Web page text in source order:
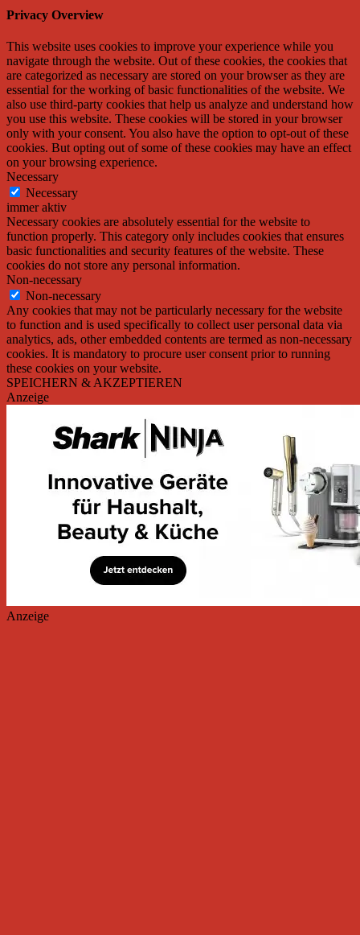
Privacy Overview
This website uses cookies to improve your experience while you
navigate through the website. Out of these cookies, the cookies that
are categorized as necessary are stored on your browser as they are
essential for the working of basic functionalities of the website. We
also use third-party cookies that help us analyze and understand how
you use this website. These cookies will be stored in your browser
only with your consent. You also have the option to opt-out of these
cookies. But opting out of some of these cookies may have an effect
on your browsing experience.
Necessary
Necessary
immer aktiv
Necessary cookies are absolutely essential for the website to
function properly. This category only includes cookies that ensures
basic functionalities and security features of the website. These
cookies do not store any personal information.
Non-necessary
Non-necessary
Any cookies that may not be particularly necessary for the website
to function and is used specifically to collect user personal data via
analytics, ads, other embedded contents are termed as non-necessary
cookies. It is mandatory to procure user consent prior to running
these cookies on your website.
SPEICHERN & AKZEPTIEREN
Anzeige
Anzeige